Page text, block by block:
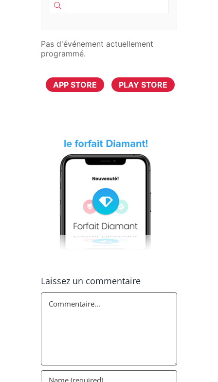
Pas d'événement actuellement
programmé.
APP STORE PLAY STORE
Laissez un commentaire
Commentaire